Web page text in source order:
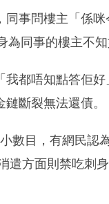
事問樓主「係
同事的樓主不知
都唔知點答佢
斷裂無法還債。
數目，有網民認
遣方面則禁吃刺